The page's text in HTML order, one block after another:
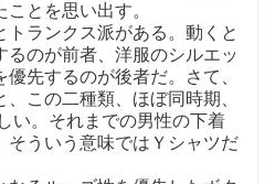
とを思い出す。
ランクス派がある。動くと
るのが前者、洋服のシルエッ
先するのが後者だ。さて、
この二種類、ほぼ同時期、
い。それまでの男性の下着
そういう意味ではＹシャツだ